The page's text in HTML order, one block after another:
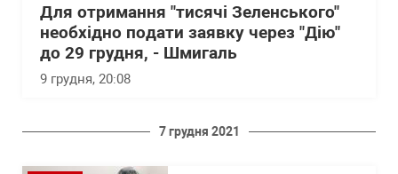
Для отримання "тисячі Зеленського"
необхідно подати заявку через "Дію"
до 29 грудня, - Шмигаль
9 грудня, 20:08
7 грудня 2021